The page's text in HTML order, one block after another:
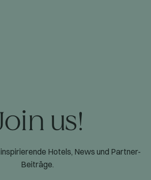
us!
Hotels, News und Partner-
Beiträge.